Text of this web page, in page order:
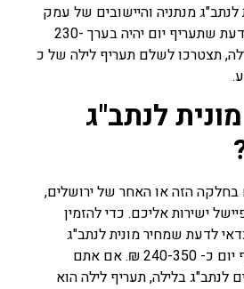
מנתניה והיישובים של עמק
חפר והסביבה, כדאי לדעת שתעריף יום יהיה בערך 230-
לילה, תצטרכו לשלם תעריף לילה של כ
לנתב"ג
בחלקה הזה או האחר של ירושלים,
ישירות אליכם. כדי להזמין
לדעת שמחיר מונית לנתב"ג
מירושלים יהיה בתעריף יום כ- 240-350 ₪. אם אתם
לנתב"ג בלילה, תעריף לילה הוא